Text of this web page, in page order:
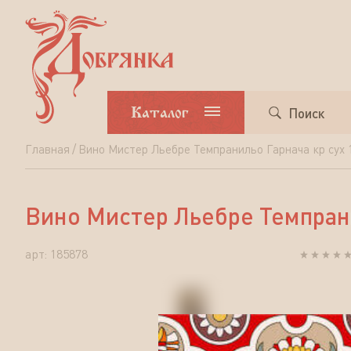
Каталог Поиск
Главная Вино Мистер Льебре Темпранильо Гарнача кр сух
Вино
Мистер
Льебре
Темпранильо
Вино Мистер Льебре
арт: 185878